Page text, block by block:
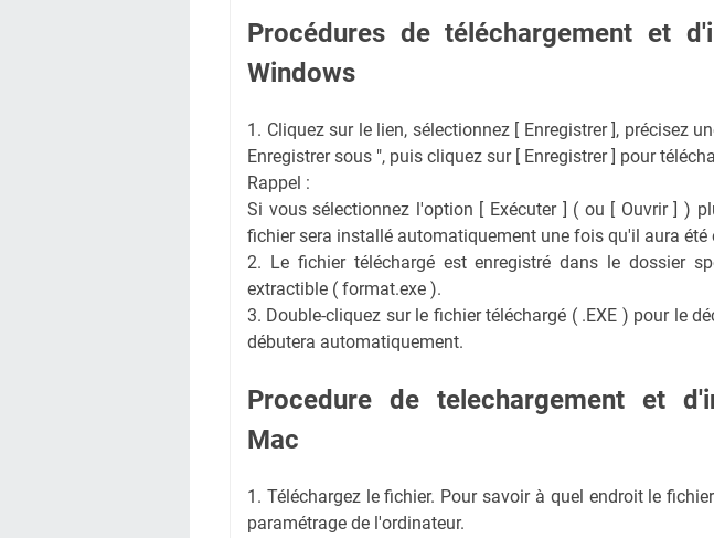
Procédures de téléchargement et
Windows
1. Cliquez sur le lien, sélectionnez [ Enregistrer ], précisez
Enregistrer sous ", puis cliquez sur [ Enregistrer ] pour
Rappel :
Si vous sélectionnez l'option [ Exécuter ] ( ou [ Ouvrir ] )
fichier sera installé automatiquement une fois qu'il aura été
2. Le fichier téléchargé est enregistré dans le dossier
extractible ( format.exe ).
3. Double-cliquez sur le fichier téléchargé ( .EXE ) pour le
débutera automatiquement.
Procedure de telechargement et
Mac
1. Téléchargez le fichier. Pour savoir à quel endroit le
paramétrage de l'ordinateur.